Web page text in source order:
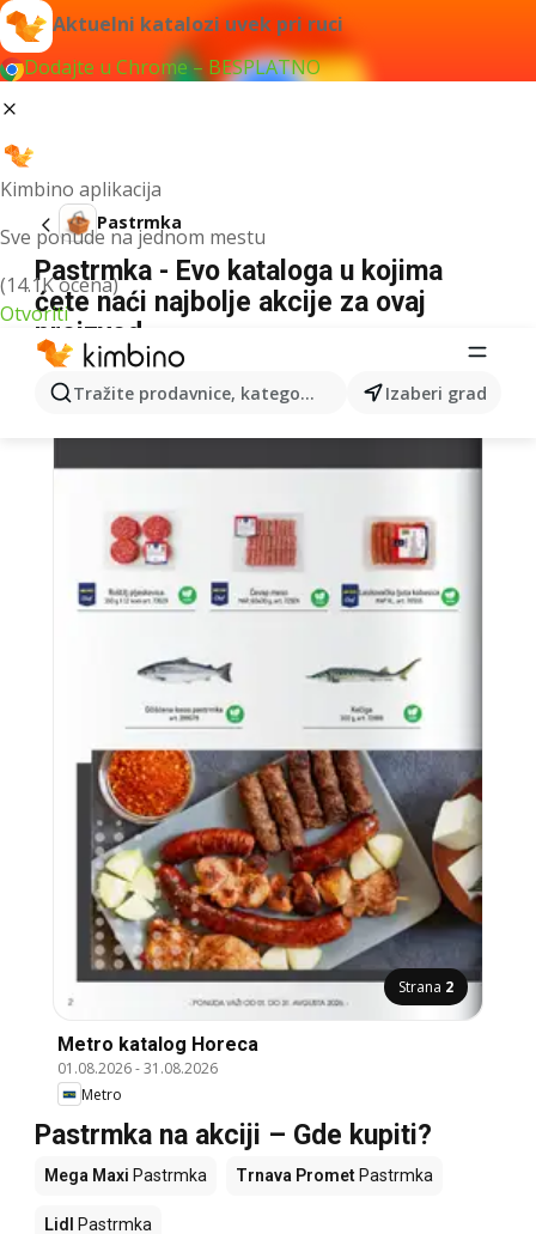
Aktuelni katalozi uvek pri ruci
Dodajte u Chrome – BESPLATNO
Kimbino aplikacija
Sve ponude na jednom mestu
(14.1K ocena)
Otvoriti
Tražite prodavnice, kategorije, proizvode...Izaberi grad
Pastrmka
Pastrmka - Evo kataloga u kojima
ćete naći najbolje akcije za ovaj
proizvod
Strana 2
Metro katalog Horeca
01.08.2026-31.08.2026
Metro
Pastrmka na akciji – Gde kupiti?
Mega Maxi Pastrmka Trnava Promet Pastrmka
Lidl Pastrmka